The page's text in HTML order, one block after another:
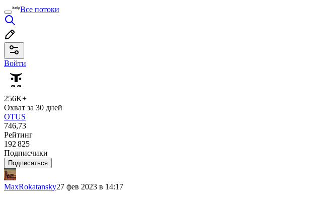
Все потоки
Войти
256K+
Охват за 30 дней
OTUS
746,73
Рейтинг
192 825
Подписчики
Подписаться
MaxRokatansky27 фев 2023 в 14:17